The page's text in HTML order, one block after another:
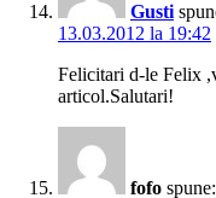
Gusti
13.03.2012 la 19:42
Felicitari d-le Felix
articol.Salutari!
fofo spune: